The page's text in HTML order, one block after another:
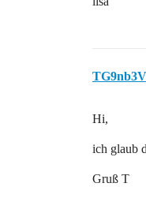
Hi,
ich glaub
Gruß T